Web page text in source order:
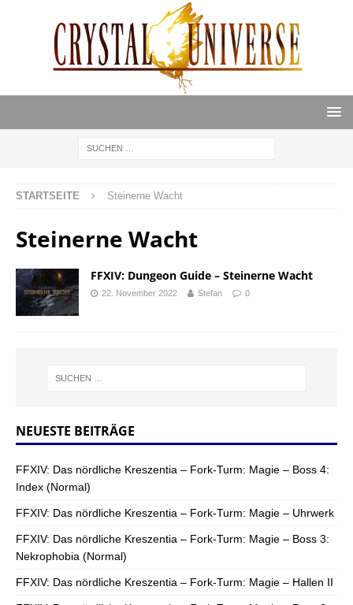
STARTSEITE Steinerne Wacht
Steinerne Wacht
FFXIV: Dungeon Guide – Steinerne Wacht
22. November 2022 Stefan 0
NEUESTE BEITRÄGE
FFXIV: Das nördliche Kreszentia – Fork-Turm: Magie – Boss 4:
Index (Normal)
FFXIV: Das nördliche Kreszentia – Fork-Turm: Magie – Uhrwerk
FFXIV: Das nördliche Kreszentia – Fork-Turm: Magie – Boss 3:
Nekrophobia (Normal)
FFXIV: Das nördliche Kreszentia – Fork-Turm: Magie – Hallen II